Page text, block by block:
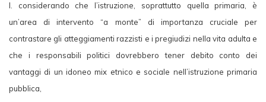
I. considerando che l’istruzione, soprattutto quella primaria, è
un’area di intervento “a monte” di importanza cruciale per
contrastare gli atteggiamenti razzisti e i pregiudizi nella vita adulta e
che i responsabili politici dovrebbero tener debito conto dei
vantaggi di un idoneo mix etnico e sociale nell’istruzione primaria
pubblica,